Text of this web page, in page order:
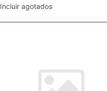
Incluir agotados